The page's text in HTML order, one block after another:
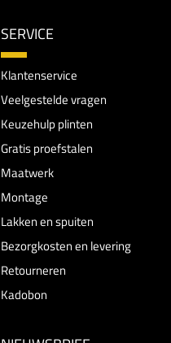
SERVICE
Klantenservice
Veelgestelde vragen
Keuzehulp plinten
Gratis proefstalen
Maatwerk
Montage
Lakken en spuiten
Bezorgkosten en levering
Retourneren
Kadobon